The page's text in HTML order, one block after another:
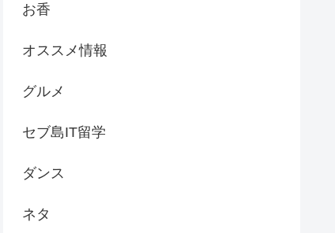
お香
オススメ情報
グルメ
セブ島IT留学
ダンス
ネタ